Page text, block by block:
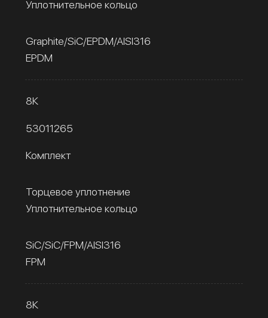
Уплотнительное кольцо
Graphite/SiC/EPDM/AISI316
EPDM
8К
53011265
Комплект
Торцевое уплотнение
Уплотнительное кольцо
SiC/SiC/FPM/AISI316
FPM
8К